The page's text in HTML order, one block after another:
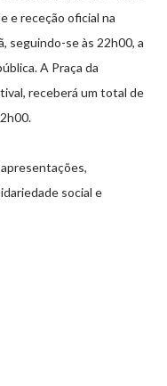
e receção oficial na
seguindo-se às 22h00, a
A Praça da
receberá um total de
social e